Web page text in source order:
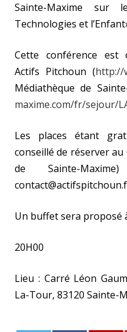
Sainte-Maxime sur
Technologies et
Cette conférence est
Actifs Pitchoun (http://
Médiathèque de
maxime.com/fr/sejour/
Les places étant
conseillé de réserver au
de Sainte-
Un buffet sera proposé
20H00
Lieu : Carré Léon
La-Tour, 83120 Sainte-